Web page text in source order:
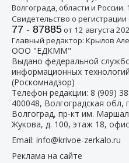
Волгограда, области и России.
Свидетельство о регистрации
77 - 87885от 12 августа
Главный редактор: Крылов
ООО "ЕДКММ"
Выдано федеральной
информационных
(Роскомнадзор)
Телефон редакции: 8 (909)
400048, Волгоградская обл,
Волгоград, пр-кт им.
Жукова, д. 100, этаж 18,
Email: info@krivoe-zerkalo.ru
Реклама на сайте